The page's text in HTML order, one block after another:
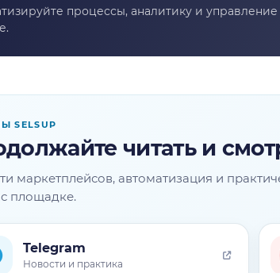
SELSUP
читать и
маркетплейсов, автоматизация и
площадке.
Telegram
Новости и практика